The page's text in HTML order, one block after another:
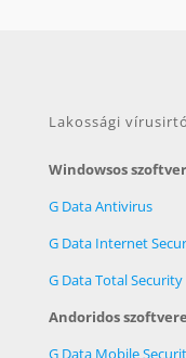
Lakossági
Windowsos
G Data Antivirus
G Data Internet
G Data Total Security
Andoridos
G Data Mobile